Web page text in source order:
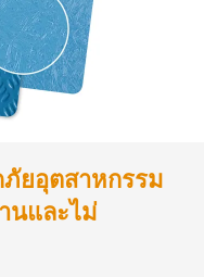
ยอุตสาหกรรม
นและไม่